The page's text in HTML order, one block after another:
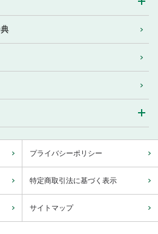
プライバシーポリシー
特定商取引法に基づく表示
サイトマップ